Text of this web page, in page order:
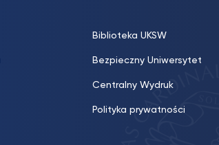
Biblioteka UKSW
Bezpieczny Uniwersytet
Centralny Wydruk
Polityka prywatności